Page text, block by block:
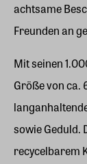
achtsame
Freunden an
Mit seinen
Größe von ca.
sowie Geduld.
recycelbarem